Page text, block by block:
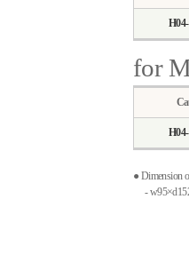
for
● Dimension
-